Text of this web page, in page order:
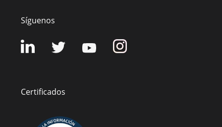
Síguenos
Certificados